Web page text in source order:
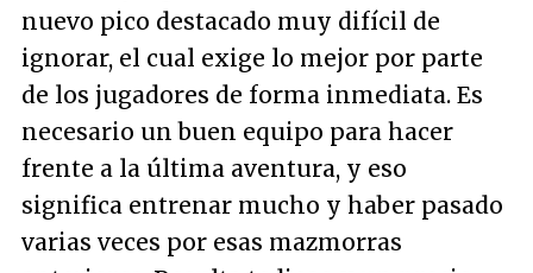
nuevo pico destacado muy difícil de
ignorar, el cual exige lo mejor por parte
de los jugadores de forma inmediata. Es
necesario un buen equipo para hacer
frente a la última aventura, y eso
significa entrenar mucho y haber pasado
varias veces por esas mazmorras